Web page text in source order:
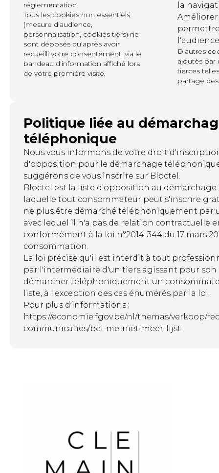
réglementation.
Tous les cookies non essentiels
(mesure d'audience,
personnalisation, cookies tiers) ne
sont déposés qu'après avoir
recueilli votre consentement, via le
bandeau d'information affiché lors
de votre première visite.
la
Améliorer
D'autres
ajoutés par
tierces
partage
Politique liée au
téléphonique
Nous vous informons de votre droit
d'opposition pour le démarchage
suggérons de vous inscrire sur Bloctel.
Bloctel est la liste d'opposition au
laquelle tout consommateur peut s'inscrire
ne plus être démarché téléphoniquement par
avec lequel il n'a pas de relation contractuelle
conformément à la loi n°2014-344 du 17 mars
consommation.
La loi précise qu'il est interdit à tout
par l'intermédiaire d'un tiers agissant pour son
démarcher téléphoniquement un
liste, à l'exception des cas énumérés par la loi.
Pour plus d'informations :
https://economie.fgov.be/nl/themas/verkoop/
communicaties/bel-me-niet-meer-lijst